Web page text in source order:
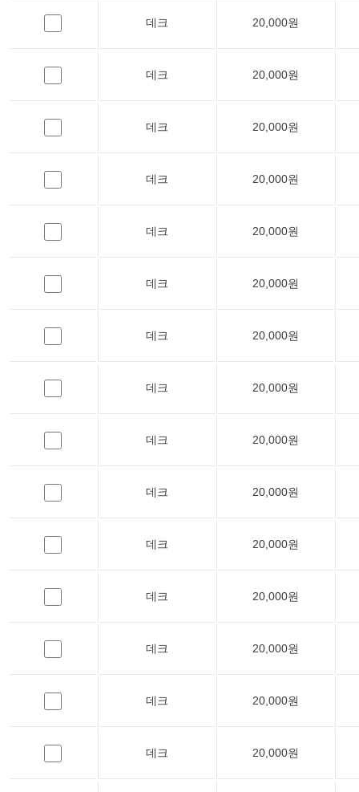
데크 20,000원
데크 20,000원
데크 20,000원
데크 20,000원
데크 20,000원
데크 20,000원
데크 20,000원
데크 20,000원
데크 20,000원
데크 20,000원
데크 20,000원
데크 20,000원
데크 20,000원
데크 20,000원
데크 20,000원